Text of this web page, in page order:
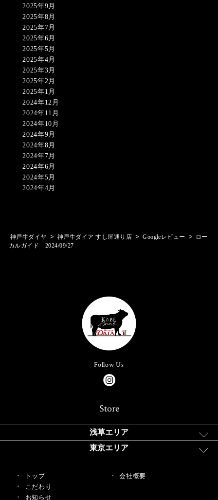
2025年9月
2025年8月
2025年7月
2025年6月
2025年5月
2025年4月
2025年3月
2025年2月
2025年1月
2024年12月
2024年11月
2024年10月
2024年9月
2024年8月
2024年7月
2024年6月
2024年5月
2024年4月
神戸牛ダイヤ > 神戸牛ダイア すし屋通り店 > Googleレビュー >
ロー
カルガイド 2024/09/27
Follow Us
Store
浅草エリア
東京エリア
トップ
こだわり
お知らせ
会社概要